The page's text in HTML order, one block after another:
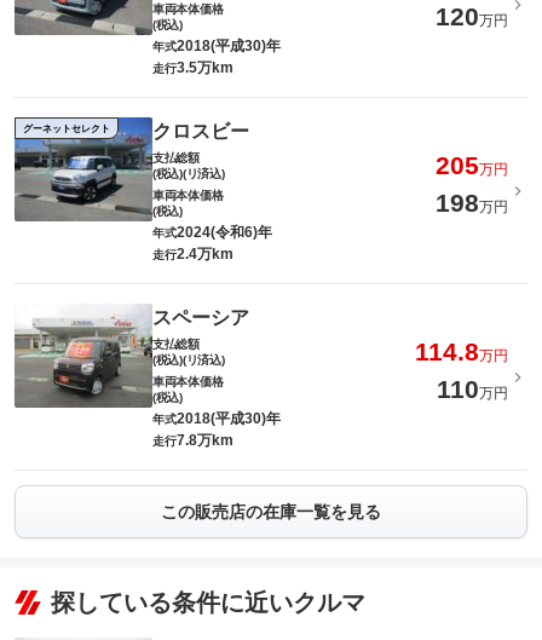
車両本体価格
(税込)
120万円
年式2018(平成30)年
走行3.5万km
グーネットセレクト クロスビー
支払総額
(税込)(リ済込)
205万円
車両本体価格
(税込)
198万円
年式2024(令和6)年
走行2.4万km
スペーシア
支払総額
(税込)(リ済込)
114.8万円
車両本体価格
(税込)
110万円
年式2018(平成30)年
走行7.8万km
この販売店の在庫一覧を見る
探している条件に近いクルマ